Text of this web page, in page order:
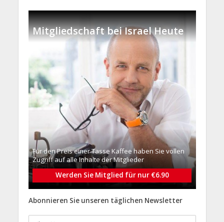
Mitgliedschaft bei Israel Heute
Für den Preis einer Tasse Kaffee haben Sie vollen
Zugriff auf alle Inhalte der Mitglieder
Werden Sie Mitglied für nur €6.90
Abonnieren Sie unseren täglichen Newsletter